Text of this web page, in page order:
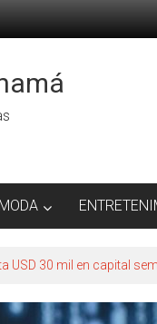
MODA
USD 30 mil en capital